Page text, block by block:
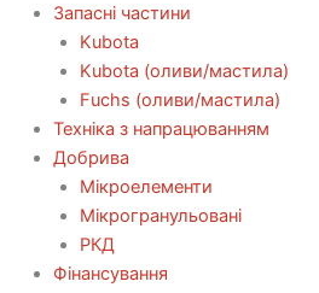
Запасні частини
Kubota
Kubota (оливи/мастила)
Fuchs (оливи/мастила)
Техніка з напрацюванням
Добрива
Мікроелементи
Мікрогранульовані
РКД
Фінансування